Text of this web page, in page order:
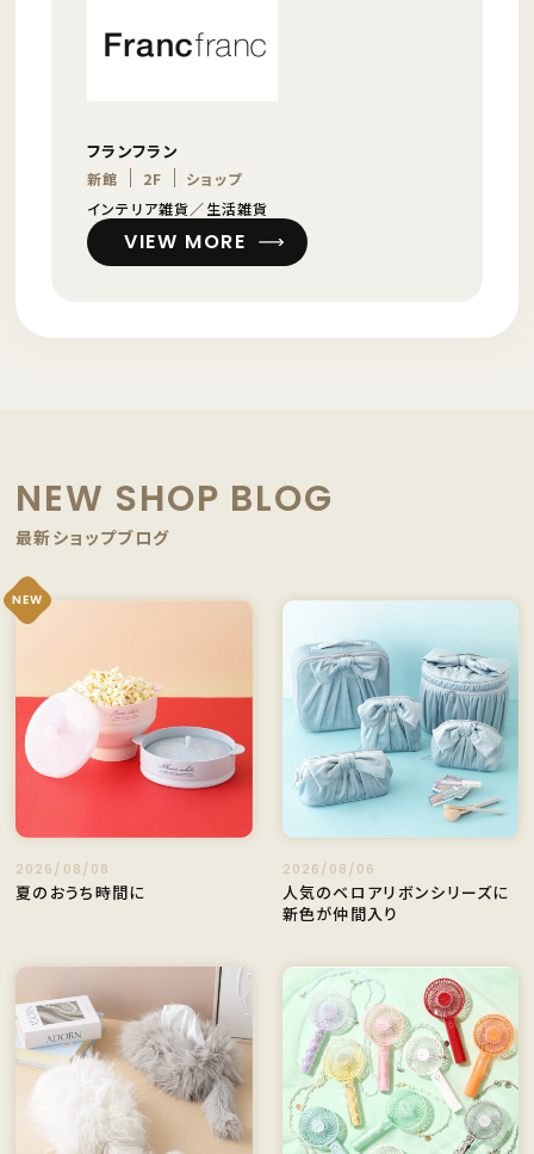
フランフラン
新館 2F
ショップ
インテリア雑貨／生活雑貨
VIEW MORE
NEW SHOP BLOG
最新ショップブログ
NEW
2026/08/08
夏のおうち時間に
2026/08/06
人気のベロアリボンシリーズに
新色が仲間入り